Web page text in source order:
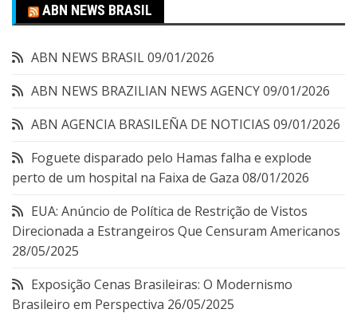
ABN NEWS BRASIL
ABN NEWS BRASIL09/01/2026
ABN NEWS BRAZILIAN NEWS AGENCY09/01/2026
ABN AGENCIA BRASILEÑA DE NOTICIAS 09/01/2026
Foguete disparado pelo Hamas falha e explode
perto de um hospital na Faixa de Gaza 08/01/2026
EUA: Anúncio de Política de Restrição de Vistos
Direcionada a Estrangeiros Que Censuram Americanos
28/05/2025
Exposição Cenas Brasileiras: O Modernismo
Brasileiro em Perspectiva 26/05/2025